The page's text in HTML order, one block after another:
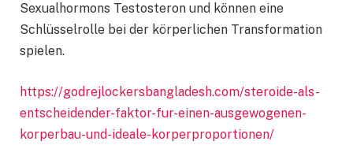
Sexualhormons Testosteron und können eine
Schlüsselrolle bei der körperlichen Transformation
spielen.
https://godrejlockersbangladesh.com/steroide-als-
entscheidender-faktor-fur-einen-ausgewogenen-
korperbau-und-ideale-korperproportionen/